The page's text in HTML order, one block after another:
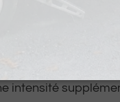
accompagné du
La Chance du
intensité